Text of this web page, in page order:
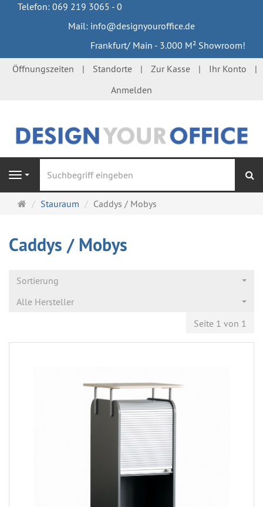
Telefon: 069 219 3065 - 0
Mail: info@designyouroffice.de
Frankfurt/ Main - 3.000 M² Showroom!
Öffnungszeiten
Standorte Zur Kasse
Ihr Konto
Anmelden
Navigation
Startseite
Stauraum Caddys / Mobys
Caddys / Mobys
Sortierung
Alle Hersteller
Seite 1 von 1